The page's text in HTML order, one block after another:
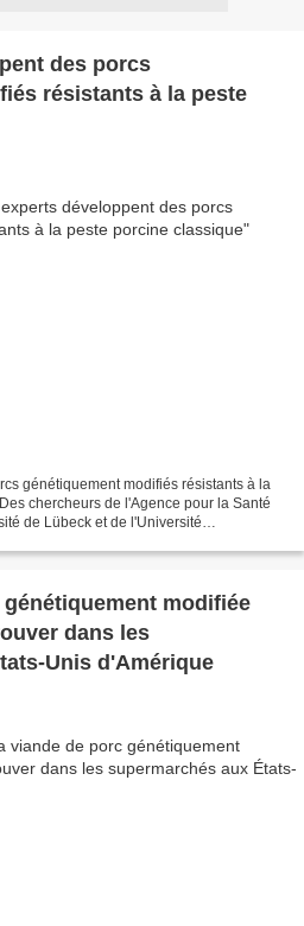
des porcs
résistants à la peste
génétiquement modifiés résistants à la
chercheurs de l'Agence pour la Santé
de Lübeck et de l'Université
modifiée
dans les
Unis d'Amérique